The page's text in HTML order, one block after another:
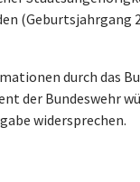
(Geburtsjahrgang
durch das
der Bundeswehr
widersprechen.